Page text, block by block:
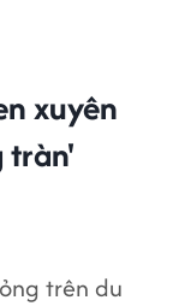
xuyên
tràn'
trên du